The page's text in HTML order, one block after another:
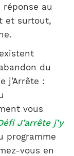
au
et surtout,
du
j’Arrête :
vous
J’arrête j’y
programme
vous en